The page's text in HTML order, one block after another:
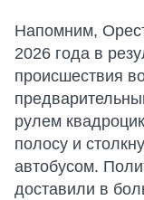
Напомним,
2026 года в
происшествия
рулем
полосу и
автобусом.
доставили в